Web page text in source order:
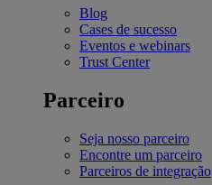
Blog
Cases de sucesso
Eventos e webinars
Trust Center
Parceiro
Seja nosso parceiro
Encontre um parceiro
Parceiros de integração